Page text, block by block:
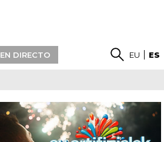
EN DIRECTO EU ES